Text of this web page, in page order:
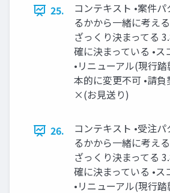
25.
コンテキスト •案件
るかから一緒に考え
ざっくり決まってる
確に決まっている •
•リニューアル(現行
本的に変更不可 •請
×(お見送り)
26.
コンテキスト •受注
るかから一緒に考え
ざっくり決まってる
確に決まっている •
•リニューアル(現行